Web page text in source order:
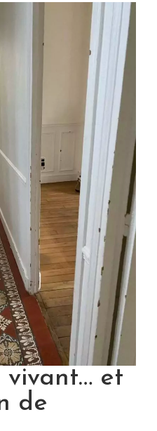
vivant… et
de